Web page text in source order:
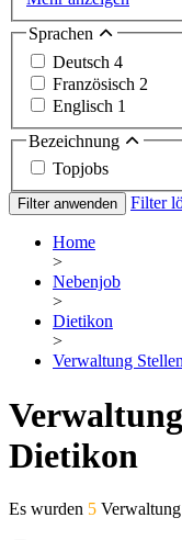
Sprachen
Deutsch 4
Französisch 2
Englisch 1
Bezeichnung
Topjobs
Filter anwenden Filter
Home
>
Nebenjob
>
Dietikon
>
Verwaltung
Dietikon
Es wurden 5